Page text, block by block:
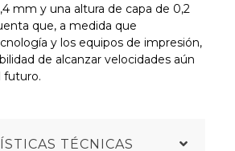
mm y una altura de capa de 0,2
que, a medida que
y los equipos de impresión,
de alcanzar velocidades aún
futuro.
TÉCNICAS